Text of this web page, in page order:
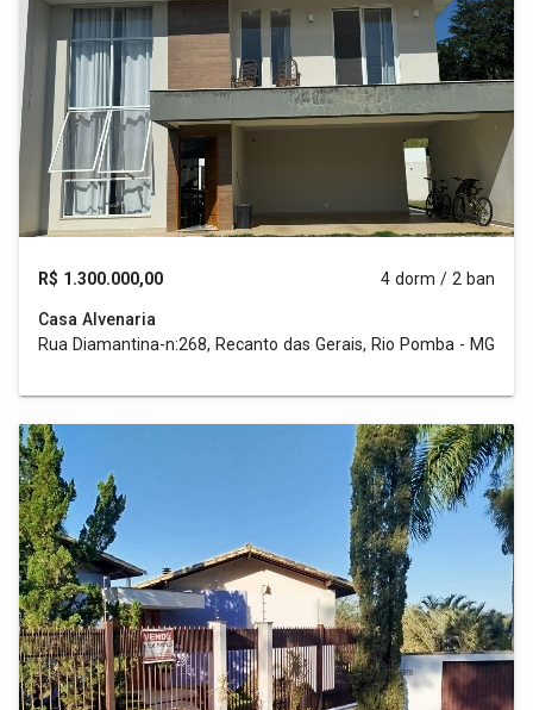
R$ 1.300.000,00 4 dorm / 2 ban
Casa Alvenaria
Rua Diamantina-n:268, Recanto das Gerais, Rio Pomba - MG